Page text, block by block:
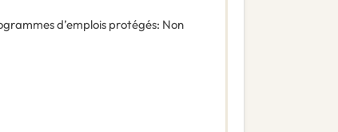
d’emplois protégés: Non